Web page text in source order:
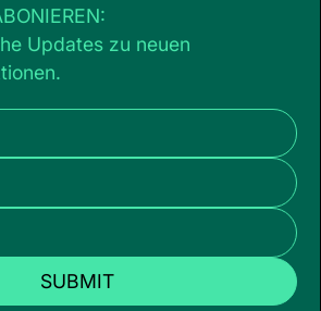
Updates zu neuen